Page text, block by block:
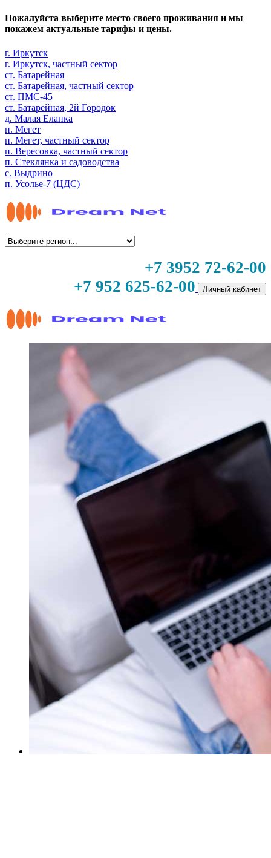
Пожалуйста выберите место своего проживания и мы
покажем актуальные тарифы и цены.
г. Иркутск
г. Иркутск, частный сектор
ст. Батарейная
ст. Батарейная, частный сектор
ст. ПМС-45
ст. Батарейная, 2й Городок
д. Малая Еланка
п. Мегет
п. Мегет, частный сектор
п. Вересовка, частный сектор
п. Стеклянка и садоводства
с. Выдрино
п. Усолье-7 (ЦДС)
+7 3952 72-62-00
+7 952 625-62-00
Личный кабинет